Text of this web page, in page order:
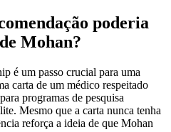
poderia
Mohan?
é um passo crucial para uma
carta de um médico respeitado
programas de pesquisa
Mesmo que a carta nunca tenha
reforça a ideia de que Mohan